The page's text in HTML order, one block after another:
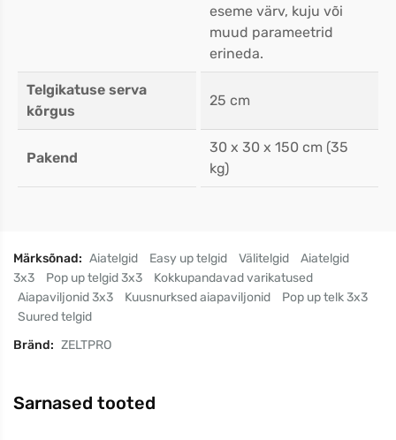
eseme värv, kuju või
muud parameetrid
erineda.
Telgikatuse serva
kõrgus
25 cm
Pakend
30 x 30 x 150 cm (35
kg)
Märksõnad: Aiatelgid Easy up telgid Välitelgid
Aiatelgid
3x3
Pop up telgid 3x3
Kokkupandavad varikatused
Aiapaviljonid 3x3
Kuusnurksed aiapaviljonid
Pop up telk 3x3
Suured telgid
Bränd: ZELTPRO
Sarnased tooted